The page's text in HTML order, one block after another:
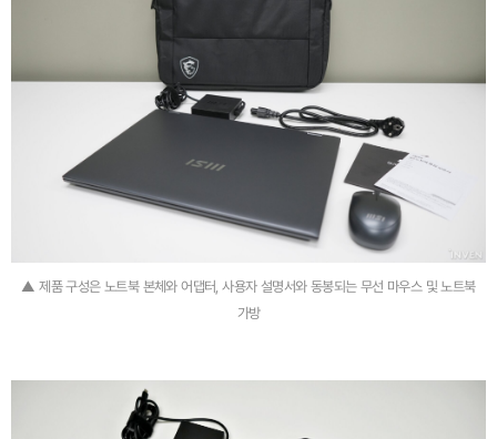
▲ 제품 구성은 노트북 본체와 어댑터, 사용자 설명서와 동봉되는 무선 마우스 및 노트북
가방